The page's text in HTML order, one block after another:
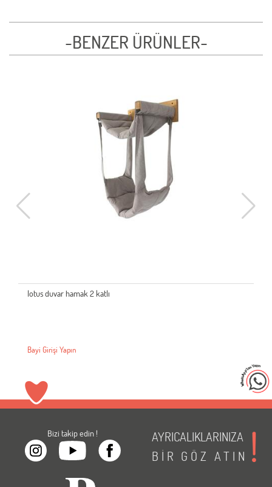
-BENZER ÜRÜNLER-
lotus duvar hamak 2 katlı
Bayi Girişi Yapın
Bizi takip edin !
AYRICALIKLARINIZA
BİR GÖZ ATIN